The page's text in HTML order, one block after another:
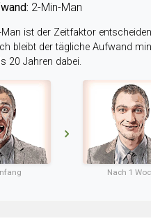
2-Min-Man
Man ist der Zeitfaktor
bleibt der tägliche Aufwand
20 Jahren dabei.
Nach 1